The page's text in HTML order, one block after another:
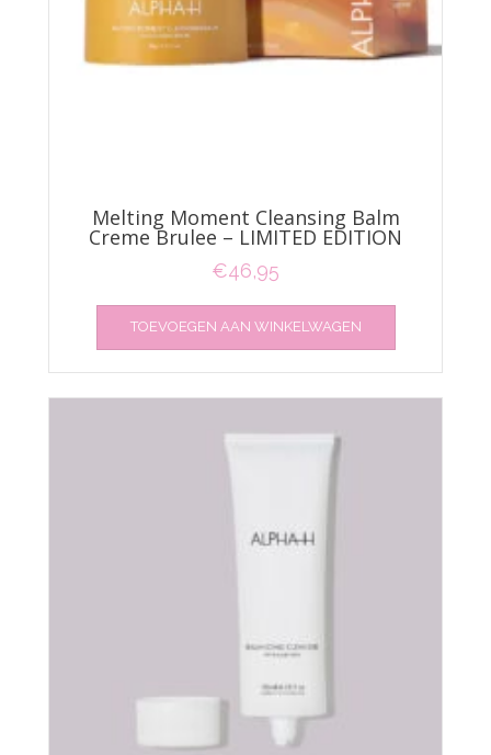
Melting Moment Cleansing Balm
Creme Brulee – LIMITED EDITION
€46,95
TOEVOEGEN AAN WINKELWAGEN